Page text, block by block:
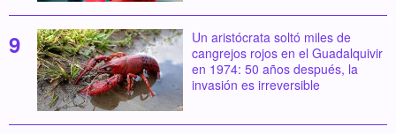
Un aristócrata soltó miles de
cangrejos rojos en el Guadalquivir
en 1974: 50 años después, la
invasión es irreversible